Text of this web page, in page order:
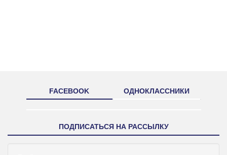
FACEBOOK ОДНОКЛАССНИКИ
ПОДПИСАТЬСЯ НА РАССЫЛКУ